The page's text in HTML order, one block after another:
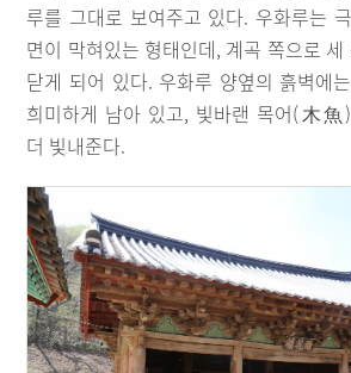
루를 그대로 보여주고 있다. 우화루는
면이 막혀있는 형태인데, 계곡 쪽으로
닫게 되어 있다. 우화루 양옆의 흙벽에
희미하게 남아 있고, 빛바랜 목어(木魚
더 빛내준다.